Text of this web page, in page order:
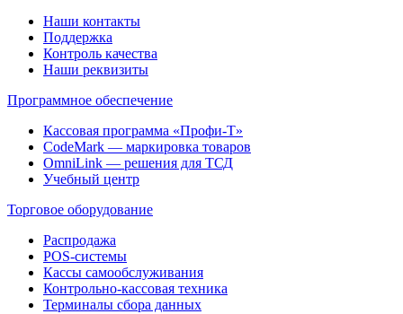
Наши контакты
Поддержка
Контроль качества
Наши реквизиты
Программное обеспечение
Кассовая программа «Профи-Т»
CodeMark — маркировка товаров
OmniLink — решения для ТСД
Учебный центр
Торговое оборудование
Распродажа
POS-системы
Кассы самообслуживания
Контрольно-кассовая техника
Терминалы сбора данных